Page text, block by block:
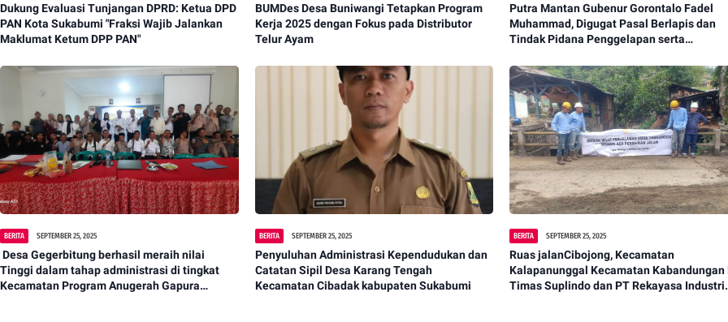
Dukung Evaluasi Tunjangan DPRD: Ketua DPD
PAN Kota Sukabumi "Fraksi Wajib Jalankan
Maklumat Ketum DPP PAN"
‎BUMDes Desa Buniwangi Tetapkan Program
Kerja 2025 dengan Fokus pada Distributor
Telur Ayam
Putra Mantan Gubenur Gorontalo Fadel
Muhammad, Digugat Pasal Berlapis dan
Tindak Pidana Penggelapan serta
BERITA SEPTEMBER 25, 2025
‎ Desa Gegerbitung berhasil meraih nilai
Tinggi dalam tahap administrasi di tingkat
Kecamatan Program Anugerah Gapura
BERITA SEPTEMBER 25, 2025
Penyuluhan Administrasi Kependudukan dan
Catatan Sipil Desa Karang Tengah
Kecamatan Cibadak kabupaten Sukabumi
BERITA SEPTEMBER 25, 2025
‎Ruas jalanCibojong, Kecamatan
Kalapanunggal Kecamatan Kabandungan
Timas Suplindo dan PT Rekayasa Industri